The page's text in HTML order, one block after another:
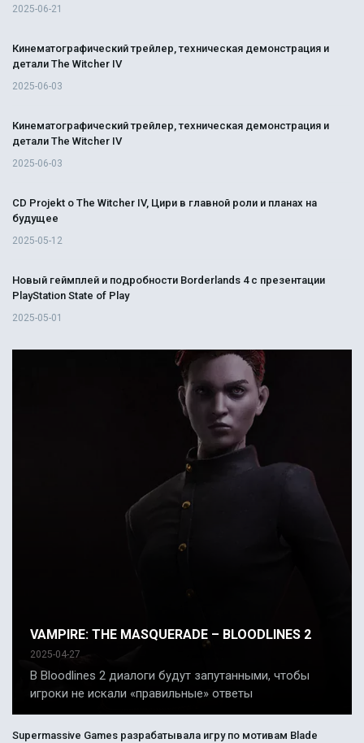
2025-06-21
Кинематографический трейлер, техническая демонстрация и
детали The Witcher IV
2025-06-03
Кинематографический трейлер, техническая демонстрация и
детали The Witcher IV
2025-06-03
CD Projekt о The Witcher IV, Цири в главной роли и планах на
будущее
2025-05-12
Новый геймплей и подробности Borderlands 4 с презентации
PlayStation State of Play
2025-05-01
VAMPIRE: THE MASQUERADE – BLOODLINES 2
2025-04-27
В Bloodlines 2 диалоги будут запутанными, чтобы
игроки не искали «правильные» ответы
Supermassive Games разрабатывала игру по мотивам Blade